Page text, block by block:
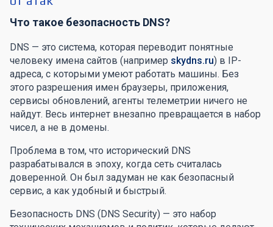
Что такое безопасность DNS?
DNS — это система, которая переводит понятные
человеку имена сайтов (например skydns.ru) в IP-
адреса, с которыми умеют работать машины. Без
этого разрешения имен браузеры, приложения,
сервисы обновлений, агенты телеметрии ничего не
найдут. Весь интернет внезапно превращается в набор
чисел, а не в домены.
Проблема в том, что исторический DNS
разрабатывался в эпоху, когда сеть считалась
доверенной. Он был задуман не как безопасный
сервис, а как удобный и быстрый.
Безопасность DNS (DNS Security) — это набор